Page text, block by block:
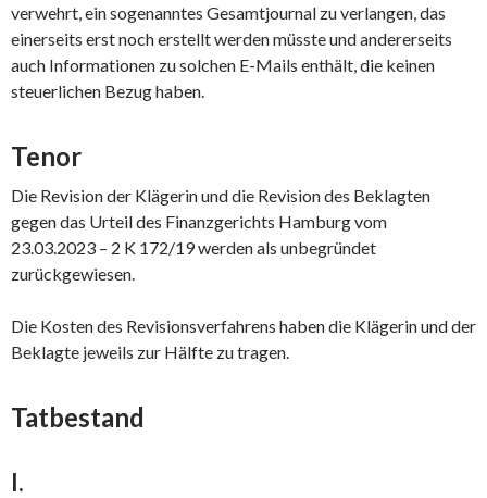
verwehrt, ein sogenanntes Gesamtjournal zu verlangen, das
einerseits erst noch erstellt werden müsste und andererseits
auch Informationen zu solchen E-Mails ent­hält, die keinen
steuerlichen Bezug haben.
Tenor
Die Revision der Klägerin und die Revision des Beklagten
gegen das Urteil des Finanzgerichts Hamburg vom
23.03.2023 – 2 K 172/19 werden als unbegründet
zurückgewiesen.
Die Kosten des Revisionsverfahrens haben die Klägerin und der
Beklagte jeweils zur Hälfte zu tragen.
Tatbestand
I.